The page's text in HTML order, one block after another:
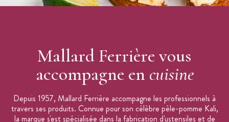
Mallard Ferrière vous
accompagne en cuisine
Depuis 1957, Mallard Ferrière accompagne les professionnels à
travers ses produits. Connue pour son célèbre pèle-pomme Kali,
la marque s'est spécialisée dans la fabrication d'ustensiles et de